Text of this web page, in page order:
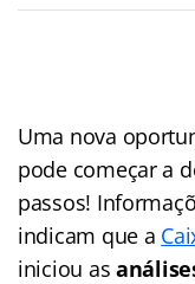
Uma nova
pode começar a
passos!
indicam que a
iniciou as